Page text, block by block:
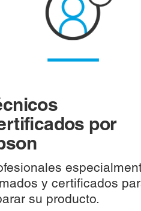
por
y certificados
su producto.